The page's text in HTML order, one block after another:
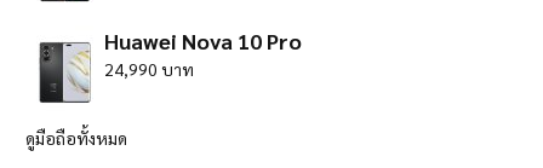
Huawei Nova 10 Pro
24,990 บาท
ดูมือถือทั้งหมด